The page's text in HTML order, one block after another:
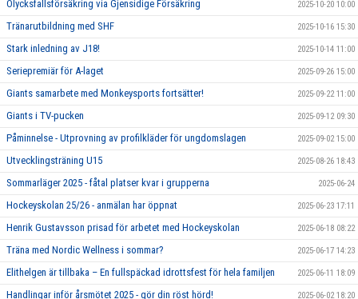
Olycksfallsförsäkring via Gjensidige Försäkring 2025-10-20 10:00
Tränarutbildning med SHF 2025-10-16 15:30
Stark inledning av J18! 2025-10-14 11:00
Seriepremiär för A-laget 2025-09-26 15:00
Giants samarbete med Monkeysports fortsätter! 2025-09-22 11:00
Giants i TV-pucken 2025-09-12 09:30
Påminnelse - Utprovning av profilkläder för ungdomslagen 2025-09-02 15:00
Utvecklingsträning U15 2025-08-26 18:43
Sommarläger 2025 - fåtal platser kvar i grupperna 2025-06-24
Hockeyskolan 25/26 - anmälan har öppnat 2025-06-23 17:11
Henrik Gustavsson prisad för arbetet med Hockeyskolan 2025-06-18 08:22
Träna med Nordic Wellness i sommar? 2025-06-17 14:23
Elithelgen är tillbaka – En fullspäckad idrottsfest för hela familjen 2025-06-11 18:09
Handlingar inför årsmötet 2025 - gör din röst hörd! 2025-06-02 18:20